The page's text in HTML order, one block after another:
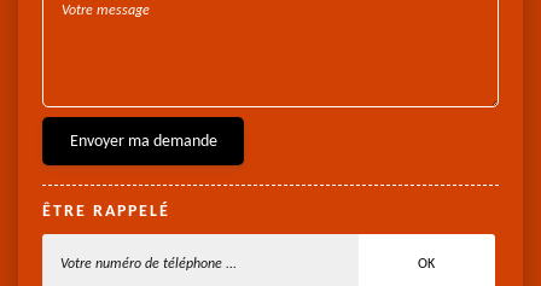
ÊTRE RAPPELÉ